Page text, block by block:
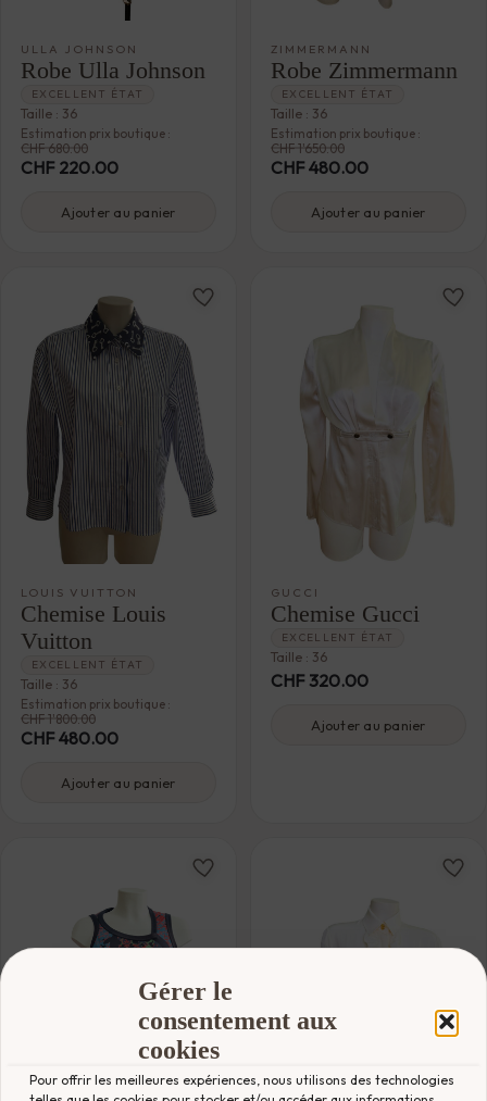
Gérer le
consentement aux
cookies
Pour offrir les meilleures expériences, nous utilisons des technologies
ULLA JOHNSON
Robe Ulla Johnson
EXCELLENT ÉTAT
Taille : 36
Estimation prix boutique :
CHF 680.00
CHF 220.00
Ajouter au panier
ZIMMERMANN
Robe Zimmermann
EXCELLENT ÉTAT
Taille : 36
Estimation prix boutique :
CHF 1'650.00
CHF 480.00
Ajouter au panier
LOUIS VUITTON
Chemise Louis
Vuitton
EXCELLENT ÉTAT
Taille : 36
Estimation prix boutique :
CHF 1'800.00
CHF 480.00
Ajouter au panier
GUCCI
Chemise Gucci
EXCELLENT ÉTAT
Taille : 36
CHF 320.00
Ajouter au panier